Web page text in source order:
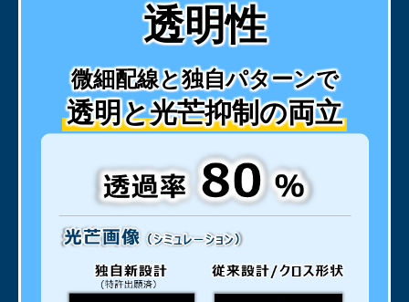
透明性
微細配線と独自パターンで
透明と光芒抑制の両立